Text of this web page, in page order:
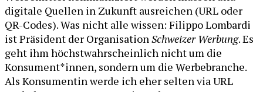
digitale Quellen in Zukunft ausreichen (URL oder
QR-Codes). Was nicht alle wissen: Filippo Lombardi
ist Präsident der OrganisationSchweizer Werbung. Es
geht ihm höchstwahrscheinlich nicht um die
Konsument*innen, sondern um die Werbebranche.
Als Konsumentin werde ich eher selten via URL